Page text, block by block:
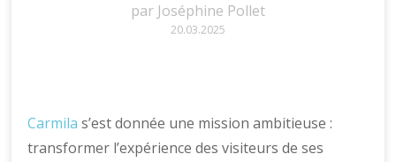
par Joséphine Pollet
20.03.2025
Carmila s’est donnée une mission ambitieuse :
transformer l’expérience des visiteurs de ses